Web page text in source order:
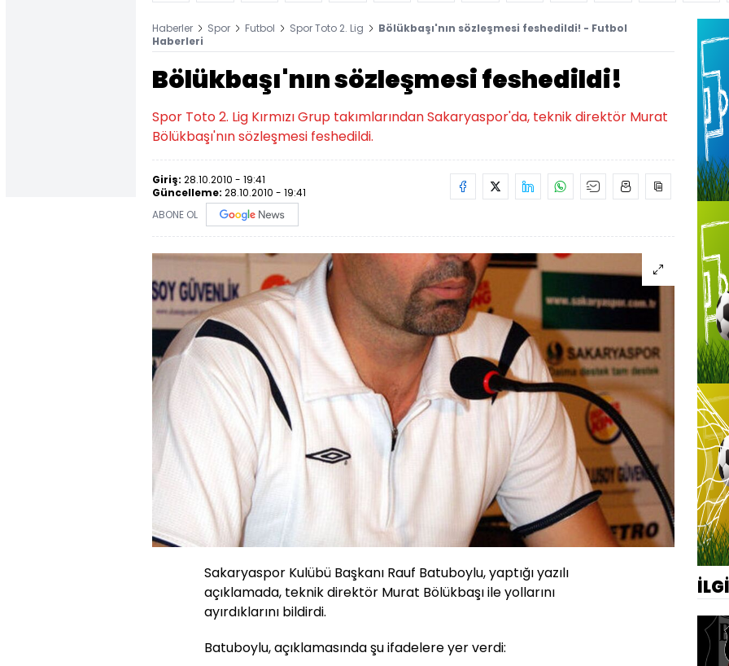
Haberler Spor Futbol Spor Toto 2. Lig
Bölükbaşı'nın sözleşmesi feshedildi! - Futbol
Haberleri
Bölükbaşı'nın sözleşmesi feshedildi!
Spor Toto 2. Lig Kırmızı Grup takımlarından Sakaryaspor'da, teknik direktör Murat
Bölükbaşı'nın sözleşmesi feshedildi.
Giriş: 28.10.2010 - 19:41
Güncelleme: 28.10.2010 - 19:41
ABONE OL
Sakaryaspor Kulübü Başkanı Rauf Batuboylu, yaptığı yazılı
açıklamada, teknik direktör Murat Bölükbaşı ile yollarını
ayırdıklarını bildirdi.
Batuboylu, açıklamasında şu ifadelere yer verdi: